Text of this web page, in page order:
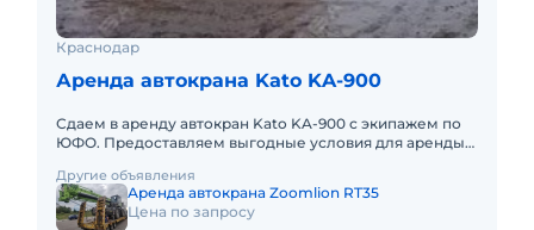
Краснодар
Аренда автокрана Kato KA-900
Сдаем в аренду автокран Kato KA-900 с экипажем по
ЮФО. Предоставляем выгодные условия для аренды
Кроме аренды
Другие объявления
Аренда автокрана Zoomlion RT35
Цена по запросу